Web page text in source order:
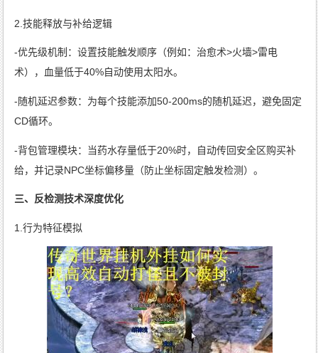
2.技能释放与补给逻辑
-优先级机制：设置技能触发顺序（例如：治愈术>火墙>雷电
术），血量低于40%自动使用太阳水。
-随机延迟参数：为每个技能添加50-200ms的随机延迟，避免固定
CD循环。
-背包管理模块：当药水存量低于20%时，自动传回安全区购买补
给，并记录NPC坐标偏移量（防止坐标固定触发检测）。
三、反检测技术深度优化
1.行为特征模拟